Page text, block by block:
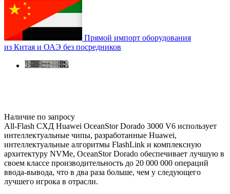
Прямой импорт оборудования
из Китая и ОАЭ без посредников
Наличие по запросу
All-Flash СХД Huawei OceanStor Dorado 3000 V6 использует
интеллектуальные чипы, разработанные Huawei,
интеллектуальные алгоритмы FlashLink и комплексную
архитектуру NVMe, OceanStor Dorado обеспечивает лучшую в
своем классе производительность до 20 000 000 операций
ввода-вывода, что в два раза больше, чем у следующего
лучшего игрока в отрасли.